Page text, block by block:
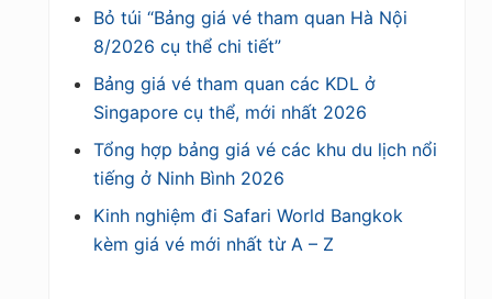
Bỏ túi “Bảng giá vé tham quan Hà Nội
8/2026 cụ thể chi tiết”
Bảng giá vé tham quan các KDL ở
Singapore cụ thể, mới nhất 2026
Tổng hợp bảng giá vé các khu du lịch nổi
tiếng ở Ninh Bình 2026
Kinh nghiệm đi Safari World Bangkok
kèm giá vé mới nhất từ A – Z